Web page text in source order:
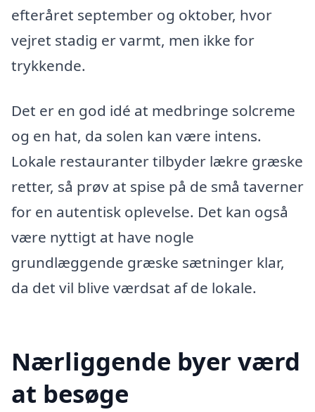
efteråret september og oktober, hvor
vejret stadig er varmt, men ikke for
trykkende.
Det er en god idé at medbringe solcreme
og en hat, da solen kan være intens.
Lokale restauranter tilbyder lækre græske
retter, så prøv at spise på de små taverner
for en autentisk oplevelse. Det kan også
være nyttigt at have nogle
grundlæggende græske sætninger klar,
da det vil blive værdsat af de lokale.
Nærliggende byer værd
at besøge